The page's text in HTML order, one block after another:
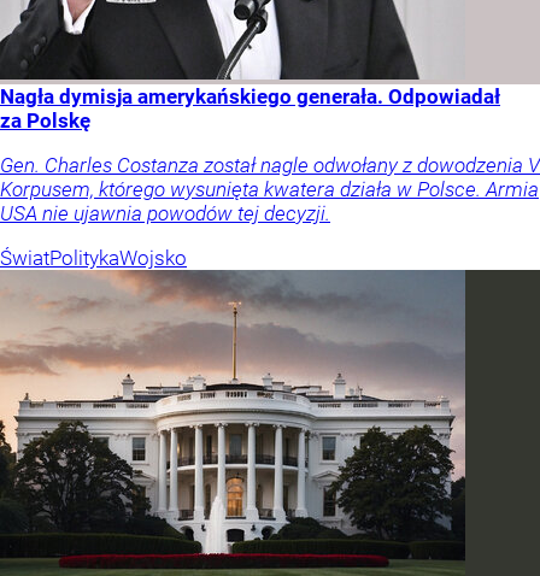
Nagła dymisja amerykańskiego generała. Odpowiadał
za Polskę
Gen. Charles Costanza został nagle odwołany z dowodzenia V
Korpusem, którego wysunięta kwatera działa w Polsce. Armia
USA nie ujawnia powodów tej decyzji.
ŚwiatPolitykaWojsko